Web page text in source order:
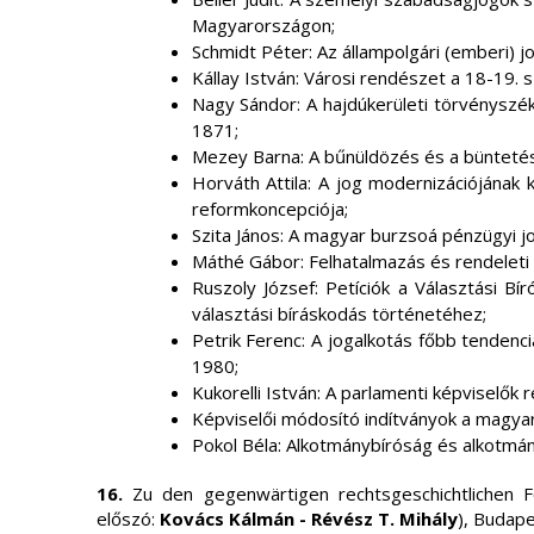
Magyarországon;
Schmidt Péter: Az állampolgári (emberi)
Kállay István: Városi rendészet a 18-19.
Nagy Sándor: A hajdúkerületi
1871;
Mezey Barna: A bűnüldözés és a
Horváth Attila: A jog modernizációjának
reformkoncepciója;
Szita János: A magyar burzsoá pénzügyi
Máthé Gábor: Felhatalmazás és
Ruszoly József: Petíciók a Választási
választási bíráskodás történetéhez;
Petrik Ferenc: A jogalkotás főbb
1980;
Kukorelli István: A parlamenti képviselők
Képviselői módosító indítványok a
Pokol Béla: Alkotmánybíróság és
16. Zu den gegenwärtigen rechtsgeschichtlichen
előszó: Kovács Kálmán - Révész T. Mihály),